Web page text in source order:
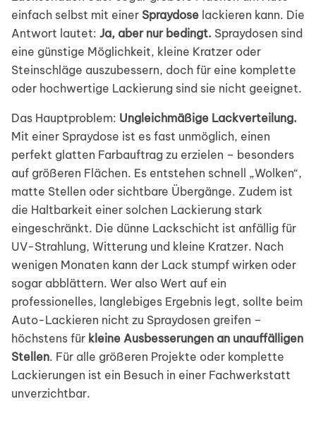
einfach selbst mit einer Spraydose lackieren kann. Die
Antwort lautet: Ja, aber nur bedingt. Spraydosen sind
eine günstige Möglichkeit, kleine Kratzer oder
Steinschläge auszubessern, doch für eine komplette
oder hochwertige Lackierung sind sie nicht geeignet.
Das Hauptproblem: Ungleichmäßige Lackverteilung.
Mit einer Spraydose ist es fast unmöglich, einen
perfekt glatten Farbauftrag zu erzielen – besonders
auf größeren Flächen. Es entstehen schnell „Wolken“,
matte Stellen oder sichtbare Übergänge. Zudem ist
die Haltbarkeit einer solchen Lackierung stark
eingeschränkt. Die dünne Lackschicht ist anfällig für
UV-Strahlung, Witterung und kleine Kratzer. Nach
wenigen Monaten kann der Lack stumpf wirken oder
sogar abblättern. Wer also Wert auf ein
professionelles, langlebiges Ergebnis legt, sollte beim
Auto-Lackieren nicht zu Spraydosen greifen –
höchstens für kleine Ausbesserungen an unauffälligen
Stellen. Für alle größeren Projekte oder komplette
Lackierungen ist ein Besuch in einer Fachwerkstatt
unverzichtbar.